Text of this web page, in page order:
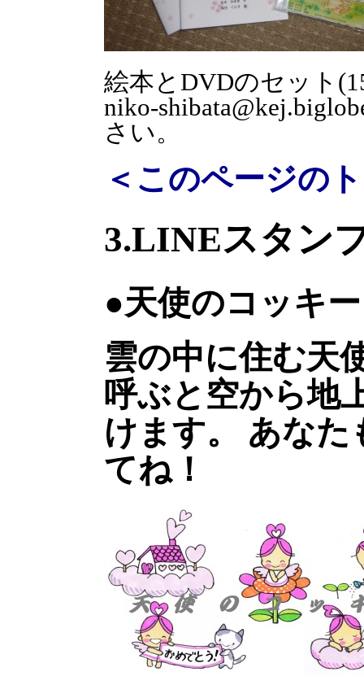
絵本とDVDのセット
niko-
さい。
＜このページの
3.LINEスタン
●天使のコッキー
雲の中に住む天
呼ぶと空から地
けます。 あな
てね！